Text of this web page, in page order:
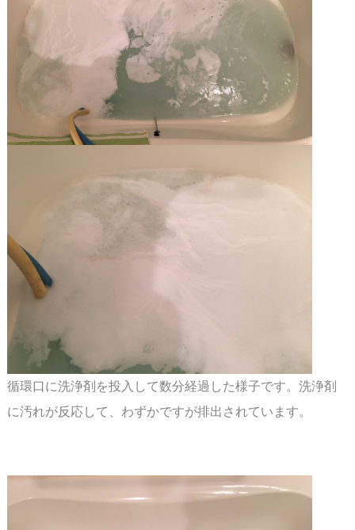
循環口に洗浄剤を投入して数分経過した様子です。洗浄剤
に汚れが反応して、わずかですが排出されています。